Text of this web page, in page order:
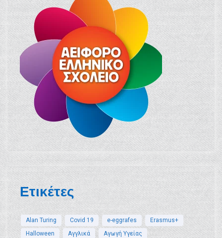
Ετικέτες
Alan Turing Covid 19 e-eggrafes
Erasmus+
Halloween
Αγγλικά
Αγωγή Υγείας